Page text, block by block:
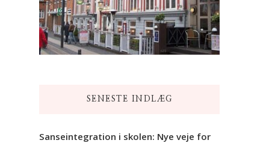
SENESTE INDLÆG
Sanseintegration i skolen: Nye veje for